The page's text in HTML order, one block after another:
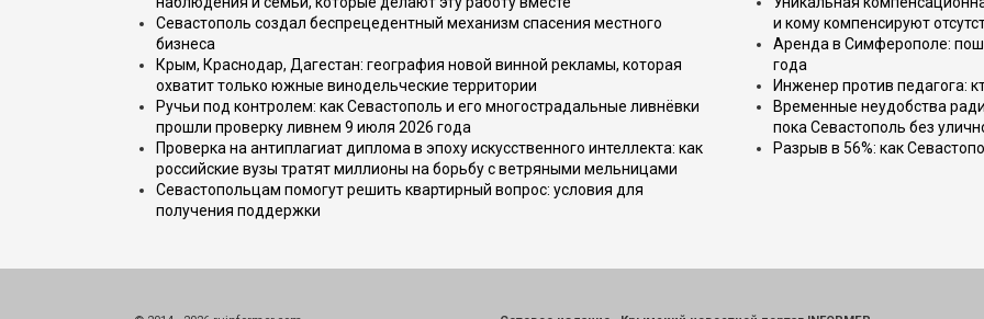
Севастополь создал беспрецедентный механизм спасения местного
бизнеса
Крым, Краснодар, Дагестан: география новой винной рекламы, которая
охватит только южные винодельческие территории
Ручьи под контролем: как Севастополь и его многострадальные ливнёвки
прошли проверку ливнем 9 июля 2026 года
Проверка на антиплагиат диплома в эпоху искусственного интеллекта: как
российские вузы тратят миллионы на борьбу с ветряными мельницами
Севастопольцам помогут решить квартирный вопрос: условия для
получения поддержки
и кому компенсируют
Аренда в Симферополе:
года
Инженер против педагога:
Временные неудобства
пока Севастополь без
Разрыв в 56%: как